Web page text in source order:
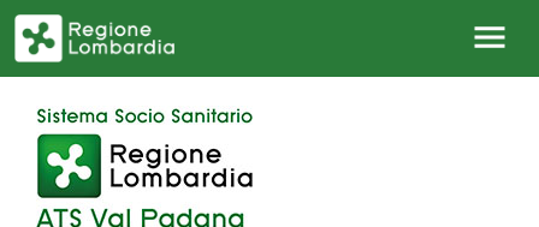
Salta al contenuto principale